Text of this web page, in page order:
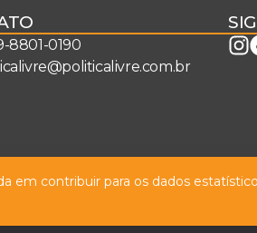
8801-0190
em contribuir para os dados